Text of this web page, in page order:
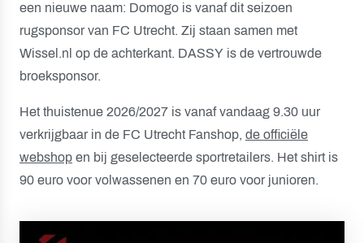
een nieuwe naam: Domogo is vanaf dit seizoen
rugsponsor van FC Utrecht. Zij staan samen met
Wissel.nl op de achterkant. DASSY is de vertrouwde
broeksponsor.
Het thuistenue 2026/2027 is vanaf vandaag 9.30 uur
verkrijgbaar in de FC Utrecht Fanshop, de officiële
webshop en bij geselecteerde sportretailers. Het shirt is
90 euro voor volwassenen en 70 euro voor junioren.